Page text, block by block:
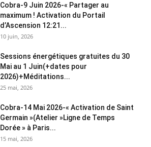
Cobra-9 Juin 2026-« Partager au
maximum ! Activation du Portail
d’Ascension 12:21...
10 juin, 2026
Sessions énergétiques gratuites du 30
Mai au 1 Juin(+dates pour
2026)+Méditations...
25 mai, 2026
Cobra-14 Mai 2026-« Activation de Saint
Germain »(Atelier »Ligne de Temps
Dorée » à Paris...
15 mai, 2026